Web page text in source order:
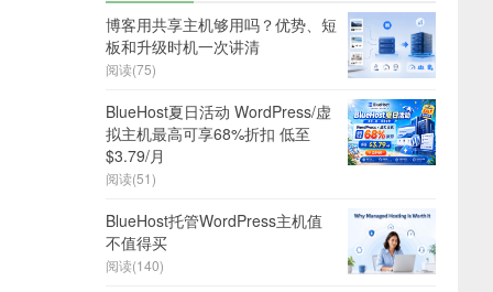
博客用共享主机够用吗？优势、短
板和升级时机一次讲清
阅读(75)
BlueHost夏日活动 WordPress/虚
拟主机最高可享68%折扣 低至
$3.79/月
阅读(51)
BlueHost托管WordPress主机值
不值得买
阅读(140)